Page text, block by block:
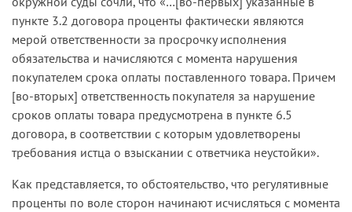
пункте 3.2 договора проценты фактически являются
мерой ответственности за просрочку исполнения
обязательства и начисляются с момента нарушения
покупателем срока оплаты поставленного товара. Причем
[во-вторых] ответственность покупателя за нарушение
сроков оплаты товара предусмотрена в пункте 6.5
договора, в соответствии с которым удовлетворены
требования истца о взыскании с ответчика неустойки».
Как представляется, то обстоятельство, что регулятивные
проценты по воле сторон начинают исчисляться с момента